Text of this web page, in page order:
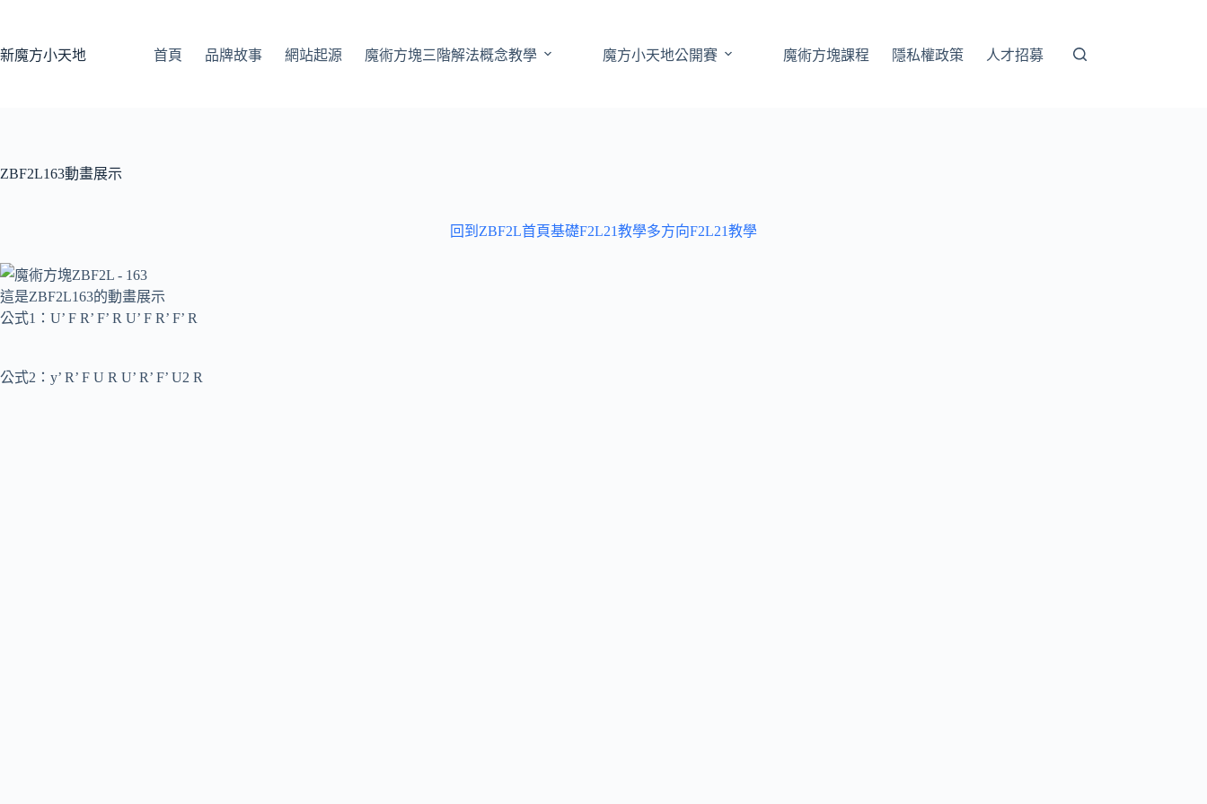
主
新魔方小天地 首頁 品牌故事 網站起源 魔術方塊三階解法概念教學 魔方小天地公開賽 魔術方塊課程 隱私權政策 人才招募
ZBF2L163動畫展示
回到ZBF2L首頁基礎F2L21教學多方向F2L21教學
這是ZBF2L163的動畫展示
公式1：U’ F R’ F’ R U’ F R’ F’ R
公式2：y’ R’ F U R U’ R’ F’ U2 R